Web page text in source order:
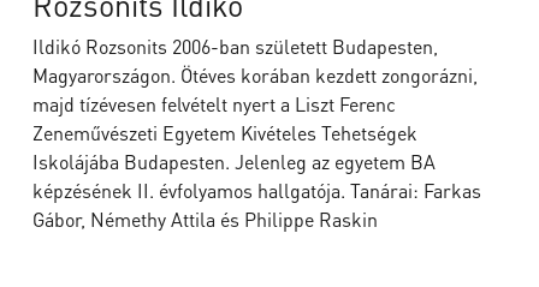
Ildikó Rozsonits 2006-ban született Budapesten,
Magyarországon. Ötéves korában kezdett zongorázni,
majd tízévesen felvételt nyert a Liszt Ferenc
Zeneművészeti Egyetem Kivételes Tehetségek
Iskolájába Budapesten. Jelenleg az egyetem BA
képzésének II. évfolyamos hallgatója. Tanárai: Farkas
Gábor, Némethy Attila és Philippe Raskin